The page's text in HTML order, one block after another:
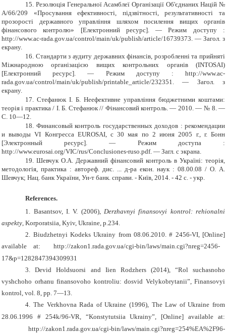
15. Резолюція Генеральної Асамблеї Організації Об'єднаних Націй №
А/66/209 «Просування ефективності, підзвітності, результативності та
прозорості державного управління шляхом посилення вищих органів
фінансового контролю» [Електронний ресурс]. — Режим доступу :
http://www.ac-rada.gov.ua/control/main/uk/publish/article/16739373. — Загол. з
екрану.
16. Стандарти з аудиту державних фінансів, розробленні та прийняті
Міжнародною організацією вищих контрольних органів (INTOSAI)
[Електронний ресурс]. — Режим доступу : http://www.ac-
rada.gov.ua/control/main/uk/publish/printable_article/232351. — Загол. з
екрану.
17. Стефанюк І. Б. Неефективне управління бюджетними коштами:
теорія і практика / І. Б. Стефанюк // Фінансовий контроль. — 2010. — № 8. —
С. 10—12.
18. Финансовый контроль государственных доходов : рекомендации
и выводы VІ Конгресса EUROSAI, с 30 мая по 2 июня 2005 г., г. Бонн
[Электронный ресурс]. — Режим доступа :
http://www.eurosai.org/VIC/rus/Conclusiones-ruso.pdf. — Загл. с экрана.
19. Шевчук О.А. Державний фінансовий контроль в Україні: теорія,
методологія, практика : автореф. дис. ... д-ра екон. наук : 08.00.08 / О. А.
Шевчук; Нац. банк України, Ун-т банк. справи. - Київ, 2014. - 42 c. - укp.
References.
1. Basantsov, I. V. (2006), Derzhavnyi finansovyi kontrol: rehionalni
aspekty, Korporatsiia, Kyiv, Ukraine, p.234.
2. Biudzhetnyi Kodeks Ukrainy from 08.06.2010. # 2456-VI, [Online]
available at: http://zakon1.rada.gov.ua/cgi-bin/laws/main.cgi?nreg=2456-
17&p=1282847394309931
3. Devid Holdsuorsi and Iien Rodzhers (2014), “Rol suchasnoho
vyshchoho orhanu finansovoho kontroliu: dosvid Velykobrytanii”, Finansovyi
kontrol, vol. 8, pp. 7—13.
4. The Verkhovna Rada of Ukraine (1996), The Law of Ukraine from
28.06.1996 # 254k/96-VR, “Konstytutsiia Ukrainy”, [Online] available at:
http://zakon1.rada.gov.ua/cgi-bin/laws/main.cgi?nreg=254%EA%2F96-